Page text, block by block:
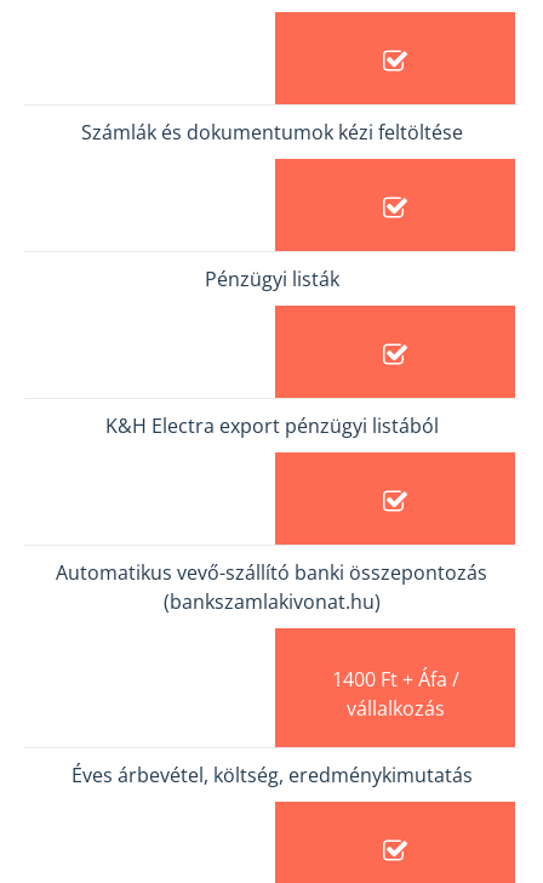
Számlák és dokumentumok kézi feltöltése
Pénzügyi listák
K&H Electra export pénzügyi listából
Automatikus vevő-szállító banki összepontozás
(bankszamlakivonat.hu)
1400 Ft + Áfa /
vállalkozás
Éves árbevétel, költség, eredménykimutatás